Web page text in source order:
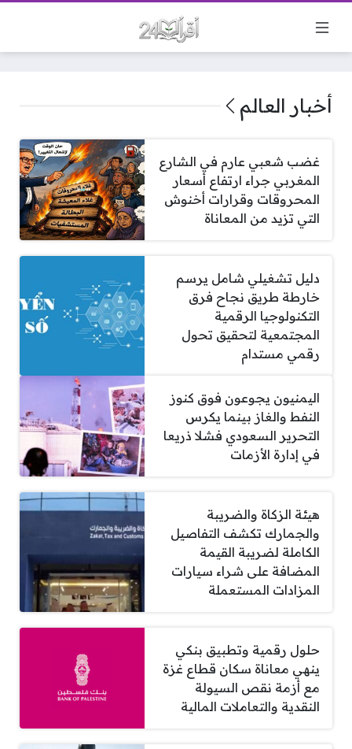
أخبار العالم
غضب شعبي عارم في الشارع
المغربي جراء ارتفاع أسعار
المحروقات وقرارات أخنوش
التي تزيد من المعاناة
دليل تشغيلي شامل يرسم
خارطة طريق نجاح فرق
التكنولوجيا الرقمية
المجتمعية لتحقيق تحول
رقمي مستدام
اليمنيون يجوعون فوق كنوز
النفط والغاز بينما يكرس
التحرير السعودي فشلا ذريعا
في إدارة الأزمات
هيئة الزكاة والضريبة
والجمارك تكشف التفاصيل
الكاملة لضريبة القيمة
المضافة على شراء سيارات
المزادات المستعملة
حلول رقمية وتطبيق بنكي
ينهي معاناة سكان قطاع غزة
مع أزمة نقص السيولة
النقدية والتعاملات المالية